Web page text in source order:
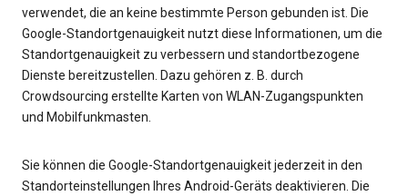
verwendet, die an keine bestimmte Person gebunden ist. Die
Google-Standortgenauigkeit nutzt diese Informationen, um die
Standortgenauigkeit zu verbessern und standortbezogene
Dienste bereitzustellen. Dazu gehören z. B. durch
Crowdsourcing erstellte Karten von WLAN-Zugangspunkten
und Mobilfunkmasten.
Sie können die Google-Standortgenauigkeit jederzeit in den
Standorteinstellungen Ihres Android-Geräts deaktivieren. Die